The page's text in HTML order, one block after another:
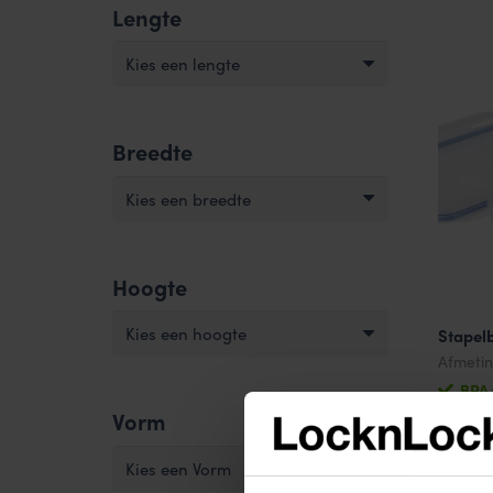
Lengte
Kies een lengte
Breedte
Kies een breedte
Hoogte
Kies een hoogte
Vorm
Kies een Vorm